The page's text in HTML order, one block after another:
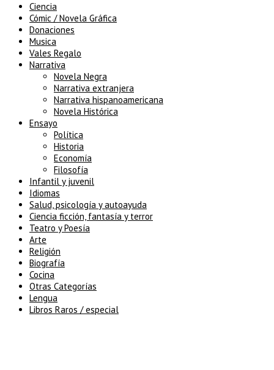
Ciencia
Cómic / Novela Gráfica
Donaciones
Musica
Vales Regalo
Narrativa
Novela Negra
Narrativa extranjera
Narrativa hispanoamericana
Novela Histórica
Ensayo
Política
Historia
Economía
Filosofía
Infantil y juvenil
Idiomas
Salud, psicología y autoayuda
Ciencia ficción, fantasía y terror
Teatro y Poesía
Arte
Religión
Biografía
Cocina
Otras Categorías
Lengua
Libros Raros / especial